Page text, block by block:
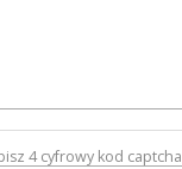
4 cyfrowy kod captcha